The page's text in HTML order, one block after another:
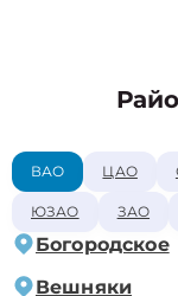
ВАО ЦАО
ЮЗАО ЗАО
Богородское
Вешняки